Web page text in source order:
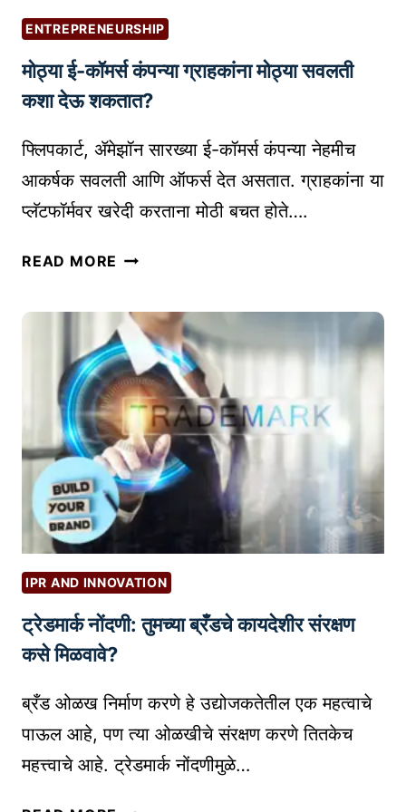
ले
ख
न
त
स
णी
सा
ध
R
A
M
M
A
R
A
N
D
P
E
L
C
E
C
K
I
ENTREPRENEURSHIP
मोठ्या ई-कॉमर्स कंपन्या ग्राहकांना मोठ्या सवलती
कशा देऊ शकतात?
फ्लिपकार्ट, ॲमेझॉन सारख्या ई-कॉमर्स कंपन्या नेहमीच
आकर्षक सवलती आणि ऑफर्स देत असतात. ग्राहकांना या
प्लॅटफॉर्मवर खरेदी करताना मोठी बचत होते….
READ MORE मो
-
कॉ
म
र्स
कं
प
न्या
ग्रा
ह
कां
ना
मो
ठ्या
स
ल
क
शा
IPR AND INNOVATION
ट्रेडमार्क नोंदणी: तुमच्या ब्रँडचे कायदेशीर संरक्षण
कसे मिळवावे?
ब्रँड ओळख निर्माण करणे हे उद्योजकतेतील एक महत्वाचे
पाऊल आहे, पण त्या ओळखीचे संरक्षण करणे तितकेच
महत्त्वाचे आहे. ट्रेडमार्क नोंदणीमुळे…